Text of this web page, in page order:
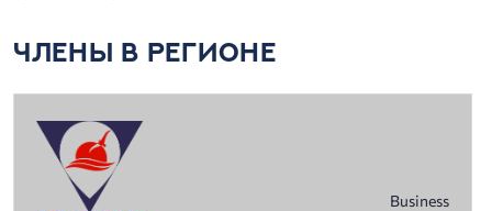
ЧЛЕНЫ В РЕГИОНЕ
Business